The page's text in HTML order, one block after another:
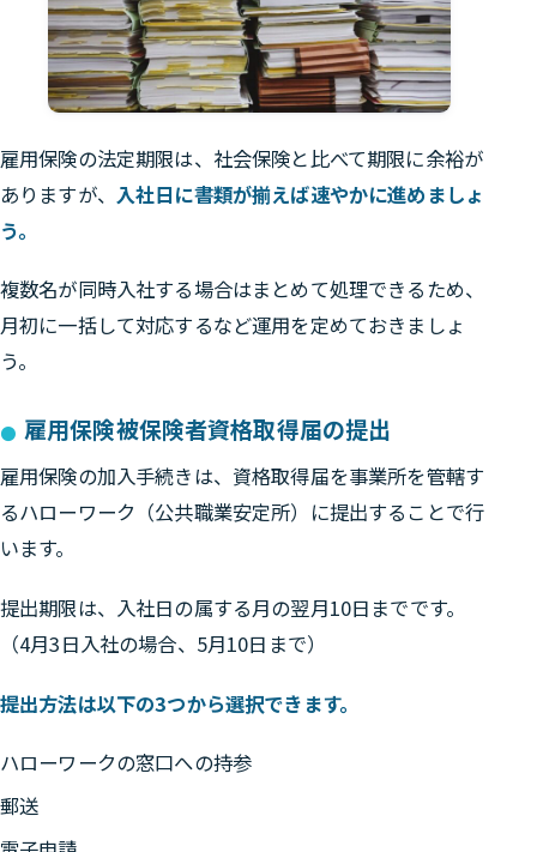
雇用保険の法定期限は、社会保険と比べて期限に余裕が
ありますが、 入社日に書類が揃えば速やかに進めましょ
う。
複数名が同時入社する場合はまとめて処理できるため、
月初に一括して対応するなど運用を定めておきましょ
う。
雇用保険被保険者資格取得届の提出
雇用保険の加入手続きは、資格取得届を事業所を管轄す
るハローワーク（公共職業安定所）に提出することで行
います。
提出期限は、入社日の属する月の翌月10日までです。
（4月3日入社の場合、5月10日まで）
提出方法は以下の3つから選択できます。
ハローワークの窓口への持参
郵送